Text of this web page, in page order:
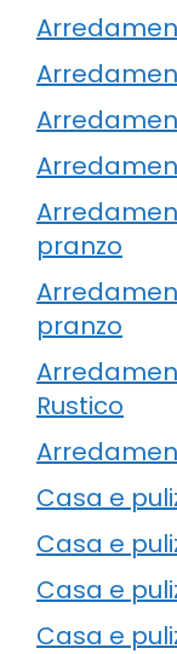
pranzo
pranzo
Rustico
Casa e
Casa e
Casa e
Casa e